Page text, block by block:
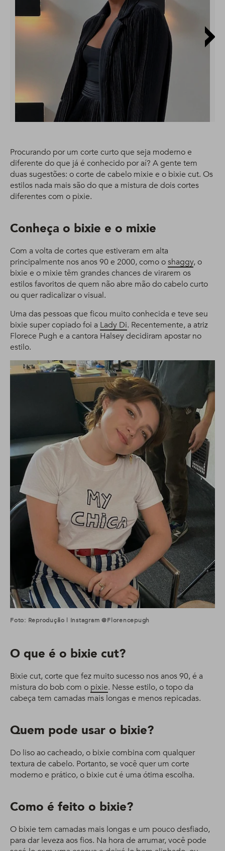
Procurando por um corte curto que seja moderno e
diferente do que já é conhecido por aí? A gente tem
duas sugestões: o corte de cabelo mixie e o bixie cut. Os
estilos nada mais são do que a mistura de dois cortes
diferentes com o pixie.
Conheça o bixie e o mixie
Com a volta de cortes que estiveram em alta
principalmente nos anos 90 e 2000, como oshaggy, o
bixie e o mixie têm grandes chances de virarem os
estilos favoritos de quem não abre mão do cabelo curto
ou quer radicalizar o visual.
Uma das pessoas que ficou muito conhecida e teve seu
bixie super copiado foi a Lady Di. Recentemente, a atriz
Florece Pugh e a cantora Halsey decidiram apostar no
estilo.
Foto: Reprodução | Instagram @florencepugh
O que é o bixie cut?
Bixie cut, corte que fez muito sucesso nos anos 90, é a
mistura do bob com o pixie. Nesse estilo, o topo da
cabeça tem camadas mais longas e menos repicadas.
Quem pode usar o bixie?
Do liso ao cacheado, o bixie combina com qualquer
textura de cabelo. Portanto, se você quer um corte
moderno e prático, o bixie cut é uma ótima escolha.
Como é feito o bixie?
O bixie tem camadas mais longas e um pouco desfiado,
para dar leveza aos fios. Na hora de arrumar, você pode